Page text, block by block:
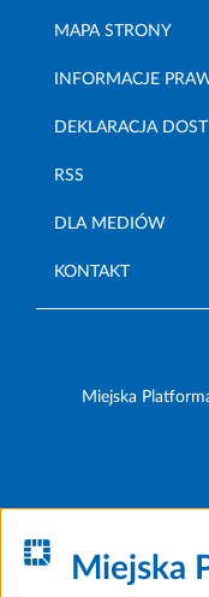
MAPA STRONY
INFORMACJE
DEKLARACJA
RSS
DLA MEDIÓW
KONTAKT
Miejska
Miejska